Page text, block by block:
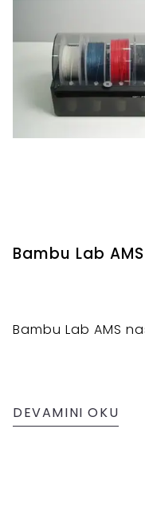
Bambu Lab
Bambu Lab AMS
DEVAMINI OKU